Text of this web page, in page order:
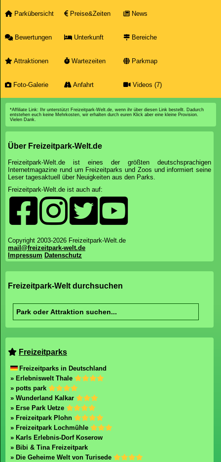
Parkübersicht Preise&Zeiten News
Bewertungen Unterkunft Bereiche
Attraktionen Wartezeiten Parkmap
Foto-Galerie Anfahrt Videos (7)
*Affiliate Link: Ihr unterstützt Freizeitpark-Welt.de, wenn ihr über diesen Link bestellt. Dadurch
entstehen euch keine Mehrkosten, wir erhalten durch euren Klick aber eine kleine Provision.
Vielen Dank.
Über Freizeitpark-Welt.de
Freizeitpark-Welt.de ist eines der größten deutschsprachigen
Internetmagazine rund um Freizeitparks und Zoos und informiert seine
Leser tagesaktuell über Neuigkeiten aus den Parks.
Freizeitpark-Welt.de ist auch auf:
Copyright 2003-2026 Freizeitpark-Welt.de
mail@freizeitpark-welt.de
Impressum Datenschutz
Freizeitpark-Welt durchsuchen
Freizeitparks
Freizeitparks in Deutschland
» Erlebniswelt Thale
» potts park
» Wunderland Kalkar
» Erse Park Uetze
» Freizeitpark Plohn
» Freizeitpark Lochmühle
» Karls Erlebnis-Dorf Koserow
» Bibi & Tina Freizeitpark
» Die Geheime Welt von Turisede